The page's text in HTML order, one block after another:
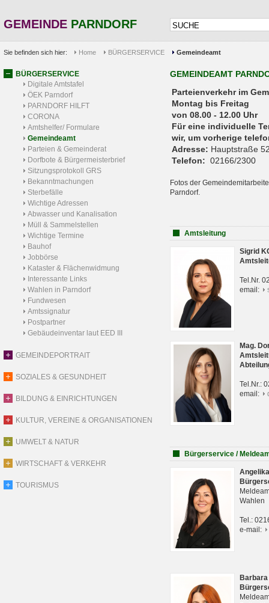
GEMEINDE PARNDORF
Sie befinden sich hier: Home BÜRGERSERVICE Gemeindeamt
BÜRGERSERVICE
Digitale Amtstafel
ÖEK Parndorf
PARNDORF HILFT
CORONA
Amtshelfer/ Formulare
Gemeindeamt
Parteien & Gemeinderat
Dorfbote & Bürgermeisterbrief
Sitzungsprotokoll GRS
Bekanntmachungen
Sterbefälle
Wichtige Adressen
Abwasser und Kanalisation
Müll & Sammelstellen
Wichtige Termine
Bauhof
Jobbörse
Kataster & Flächenwidmung
Interessante Links
Wahlen in Parndorf
Fundwesen
Amtssignatur
Postpartner
Gebäudeinventar laut EED III
GEMEINDEPORTRAIT
SOZIALES & GESUNDHEIT
BILDUNG & EINRICHTUNGEN
KULTUR, VEREINE & ORGANISATIONEN
UMWELT & NATUR
WIRTSCHAFT & VERKEHR
TOURISMUS
GEMEINDEAMT
Parteienverkehr
Montag bis Freitag
von 08.00 - 12.00 Uhr
Für eine individuelle
wir, um vorherige
Adresse: Hauptstraße
Telefon: 02166/2300
Fotos der
Parndorf.
Amtsleitung
Sigrid
Tel.Nr.
email:
Mag.
Tel.Nr.:
email:
Bürgerservice /
Wahlen
Tel.:
e-mail: